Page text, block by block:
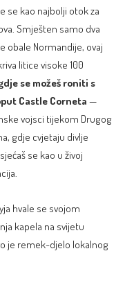
se kao najbolji otok za
Smješten samo dva
obale Normandije, ovaj
litice visoke 100
se možeš roniti s
Castle Corneta —
vojsci tijekom Drugog
gdje cvjetaju divlje
se kao u živoj
hvale se svojom
kapela na svijetu
je remek-djelo lokalnog